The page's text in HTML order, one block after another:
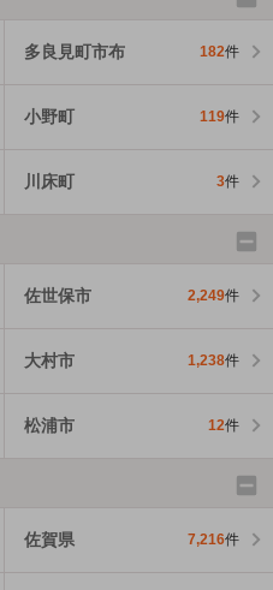
多良見町市布 182件
小野町 119件
川床町 3件
佐世保市 2,249件
大村市 1,238件
松浦市 12件
佐賀県 7,216件